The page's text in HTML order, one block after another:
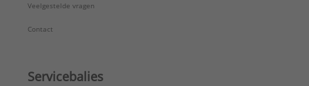
Veelgestelde vragen
Contact
Servicebalies